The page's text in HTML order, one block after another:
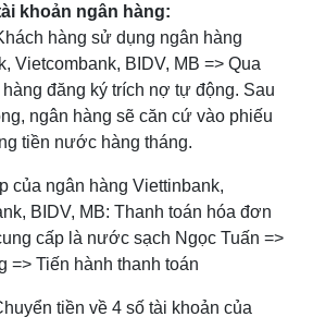
khoản ngân hàng:
hàng sử dụng ngân hàng
Vietcombank, BIDV, MB => Qua
đăng ký trích nợ tự động. Sau
ngân hàng sẽ căn cứ vào phiếu
tiền nước hàng tháng.
của ngân hàng Viettinbank,
BIDV, MB: Thanh toán hóa đơn
cấp là nước sạch Ngọc Tuấn =>
=> Tiến hành thanh toán
tiền về 4 số tài khoản của